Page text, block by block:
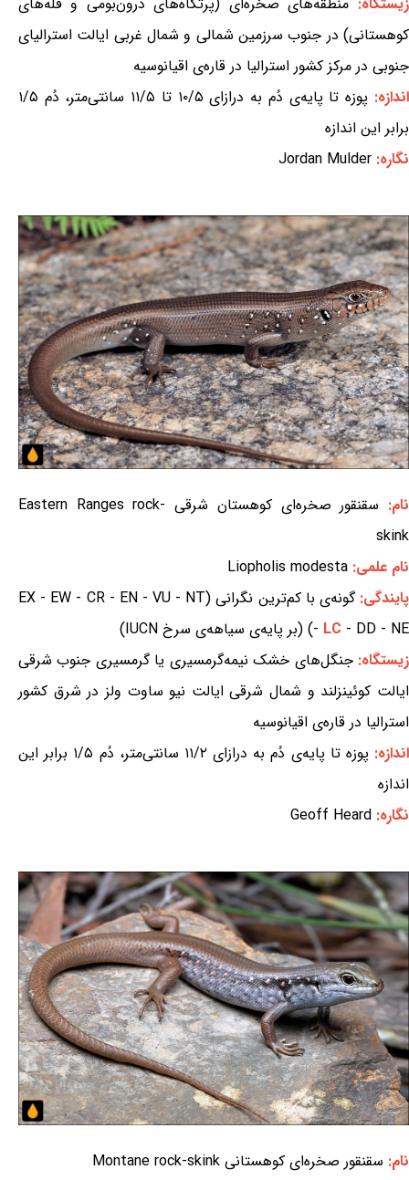
کوهستانی) در جنوب سرزمین شمالی و شمال غربی ایالت استرالیای
جنوبی در مرکز کشور استرالیا در قاره‌ی اقیانوسیه
اندازه:
پوزه تا پایه‌ی دُم به درازای ۱۰/۵ تا ۱۱/۵ سانتی‌متر، دُم ۱/۵
برابر این اندازه
نگاره: Jordan Mulder
نام:
سقنقور صخره‌ای کوهستان شرقی Eastern Ranges rock-
skink
نام علمی: Liopholis modesta
پایندگی:
گونه‌ی با کم‌ترین نگرانی (EX - EW - CR - EN - VU - NT
- LC - DD - NE) (بر پایه‌ی سیاهه‌ی سرخ IUCN)
زیستگاه:جنگل‌های خشک نیمه‌گرمسیری یا گرمسیری جنوب شرقی
ایالت کوئینزلند و شمال شرقی ایالت نیو ساوت ولز در شرق کشور
استرالیا در قاره‌ی اقیانوسیه
اندازه:
پوزه تا پایه‌ی دُم به درازای ۱۱/۲ سانتی‌متر، دُم ۱/۵ برابر این
اندازه
نگاره: Geoff Heard
نام: سقنقور صخره‌ای کوهستانی Montane rock-skink